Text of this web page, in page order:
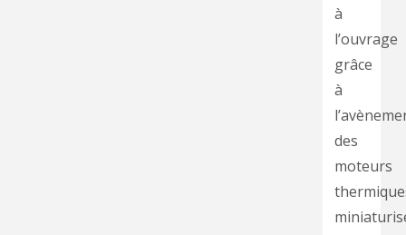
à
l’ouvrage
grâce
à
des
moteurs